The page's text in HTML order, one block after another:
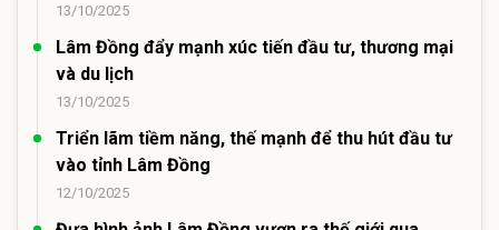
13/10/2025
Lâm Đồng đẩy mạnh xúc tiến đầu tư, thương mại
và du lịch
13/10/2025
Triển lãm tiềm năng, thế mạnh để thu hút đầu tư
vào tỉnh Lâm Đồng
12/10/2025